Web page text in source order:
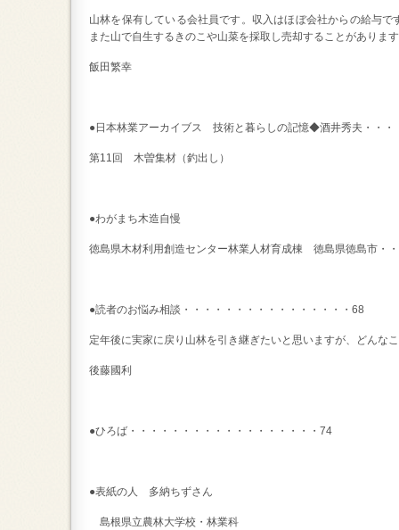
山林を保有している会社員です。収入はほぼ会社からの給与
また山で自生するきのこや山菜を採取し売却することがありま
飯田繁幸
●日本林業アーカイブス 技術と暮らしの記憶◆酒井秀夫・・・
第11回 木曽集材（釣出し）
●わがまち木造自慢
徳島県木材利用創造センター林業人材育成棟 徳島県徳島市・
●読者のお悩み相談・・・・・・・・・・・・・・・・68
定年後に実家に戻り山林を引き継ぎたいと思いますが、どんな
後藤國利
●ひろば・・・・・・・・・・・・・・・・・・74
●表紙の人 多納ちずさん
島根県立農林大学校・林業科